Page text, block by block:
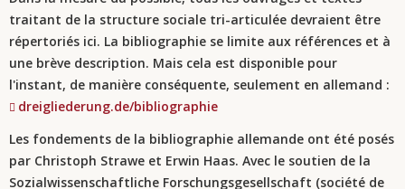
traitant de la structure sociale tri-articulée devraient être
répertoriés ici. La bibliographie se limite aux références et à
une brève description. Mais cela est disponible pour
l'instant, de manière conséquente, seulement en allemand :
dreigliederung.de/bibliographie
Les fondements de la bibliographie allemande ont été posés
par Christoph Strawe et Erwin Haas. Avec le soutien de la
Sozialwissenschaftliche Forschungsgesellschaft (société de